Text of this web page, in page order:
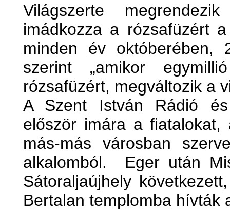
Világszerte
imádkozza a rózsafüzért
minden év
szerint „amikor
rózsafüzért, megváltozik a
A Szent István Rádió
először imára a fiatalokat,
más-más városban
alkalomból. Eger után
Sátoraljaújhely
Bertalan templomba hívták